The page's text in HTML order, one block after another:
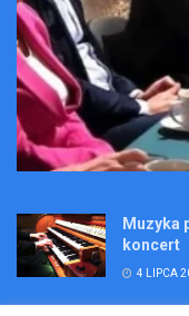
Muzyka
koncert
4 LIPCA